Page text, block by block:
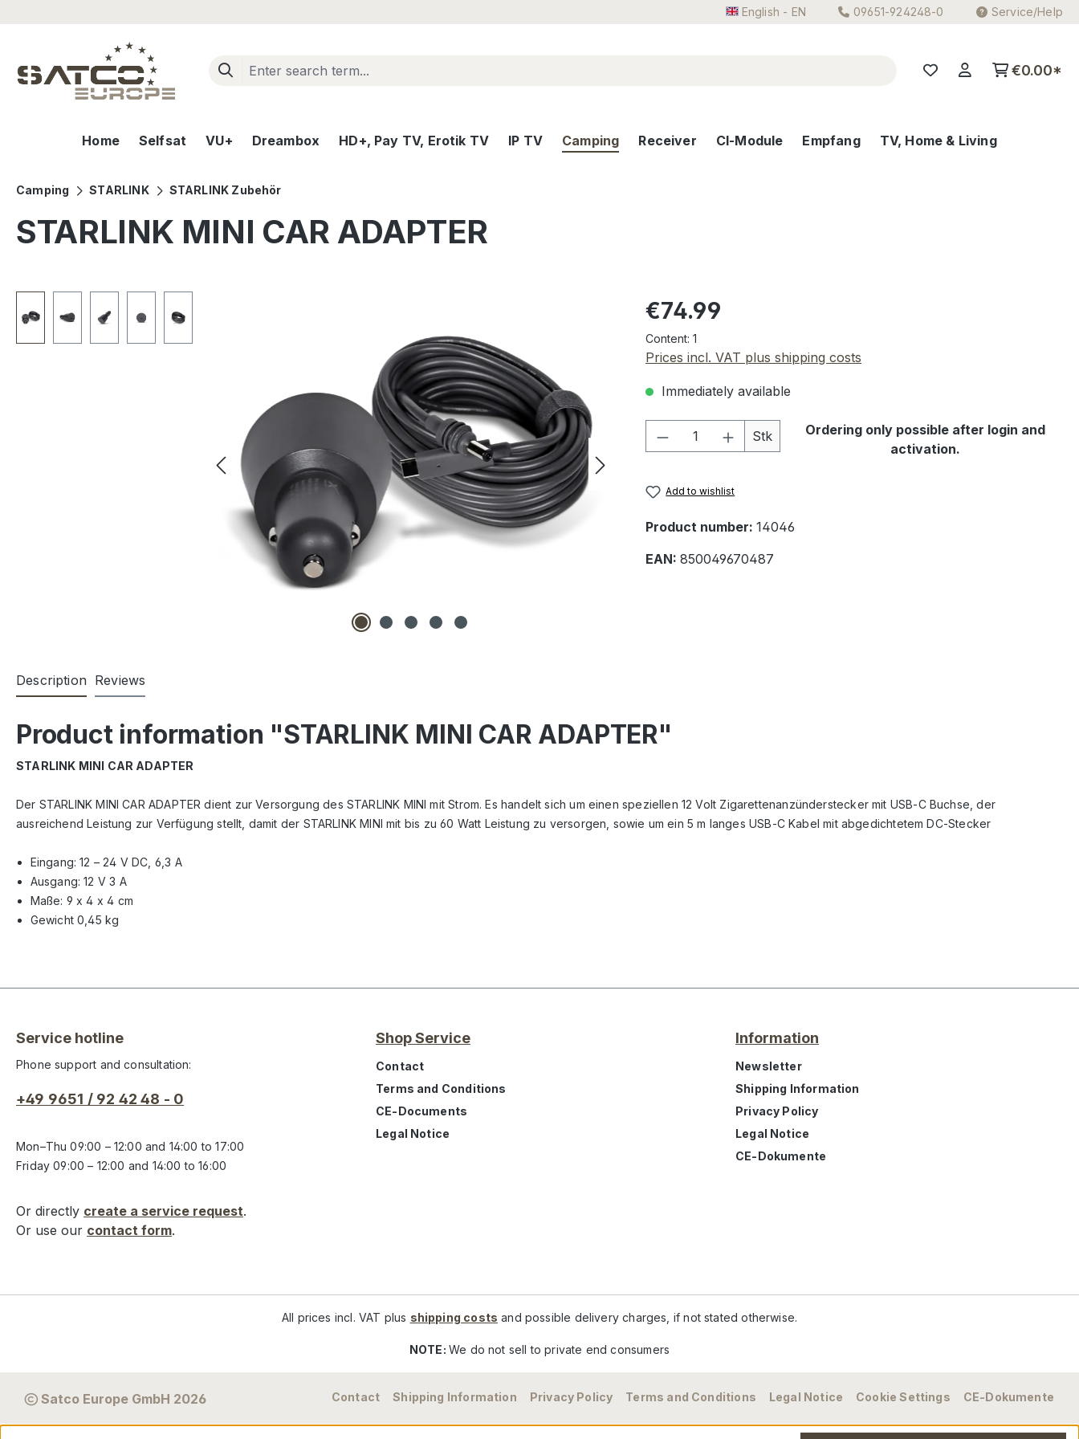
English - EN 09651-924248-0 Service/Help
€0.00*
Home Selfsat VU+ Dreambox HD+, Pay TV, Erotik TV IP TV Camping Receiver CI-Module Empfang TV, Home & Living
Camping STARLINK STARLINK Zubehör
STARLINK MINI CAR ADAPTER
Regular price:
€74.99
Content: 1
Prices incl. VAT plus shipping costs
Immediately available
Product Quantity: Enter the desired amount
Stk
Ordering only possible after login and
activation.
Add to wishlist
Product number: 14046
EAN: 850049670487
Description Reviews
Product information "STARLINK MINI CAR ADAPTER"
STARLINK MINI CAR ADAPTER
Der STARLINK MINI CAR ADAPTER dient zur Versorgung des STARLINK MINI mit Strom. Es handelt sich um einen speziellen 12 Volt Zigarettenanzünderstecker mit USB-C Buchse, der
ausreichend Leistung zur Verfügung stellt, damit der STARLINK MINI mit bis zu 60 Watt Leistung zu versorgen, sowie um ein 5 m langes USB-C Kabel mit abgedichtetem DC-Stecker
Eingang: 12 – 24 V DC, 6,3 A
Ausgang: 12 V 3 A
Maße: 9 x 4 x 4 cm
Gewicht 0,45 kg
Service hotline
Phone support and consultation:
+49 9651 / 92 42 48 - 0
Mon–Thu 09:00 – 12:00 and 14:00 to 17:00
Friday 09:00 – 12:00 and 14:00 to 16:00
Or directly create a service request.
Or use our contact form.
Shop Service
Contact
Terms and Conditions
CE-Documents
Legal Notice
Information
Newsletter
Shipping Information
Privacy Policy
Legal Notice
CE-Dokumente
All prices incl. VAT plus shipping costs and possible delivery charges, if not stated otherwise.
NOTE:We do not sell to private end consumers
Satco Europe GmbH 2026 Contact Shipping Information Privacy Policy Terms and Conditions Legal Notice Cookie Settings CE-Dokumente